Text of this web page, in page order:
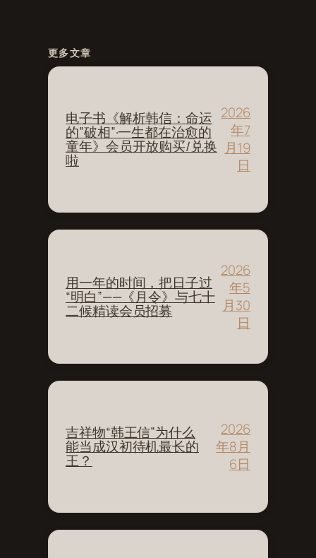
更多文章
电子书《解析韩信：命运
的”破相”·一生都在治愈的
童年》会员开放购买/兑换
啦
2026
年7
月19
日
用一年的时间，把日子过
“明白”——《月令》与七十
二候精读会员招募
2026
年5
月30
日
吉祥物“韩王信”为什么
能当成汉初待机最长的
王？
2026
年8月
6日